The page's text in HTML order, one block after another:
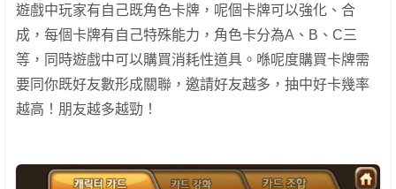
遊戲中玩家有自己既角色卡牌，呢個卡牌可以強化、合
成，每個卡牌有自己特殊能力，角色卡分為A、B、C三
等，同時遊戲中可以購買消耗性道具。喺呢度購買卡牌需
要同你既好友數形成關聯，邀請好友越多，抽中好卡幾率
越高！朋友越多越勁！